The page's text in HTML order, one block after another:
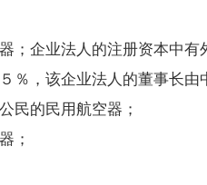
企业法人的注册资本中有
％，该企业法人的董事长由
的民用航空器；
；